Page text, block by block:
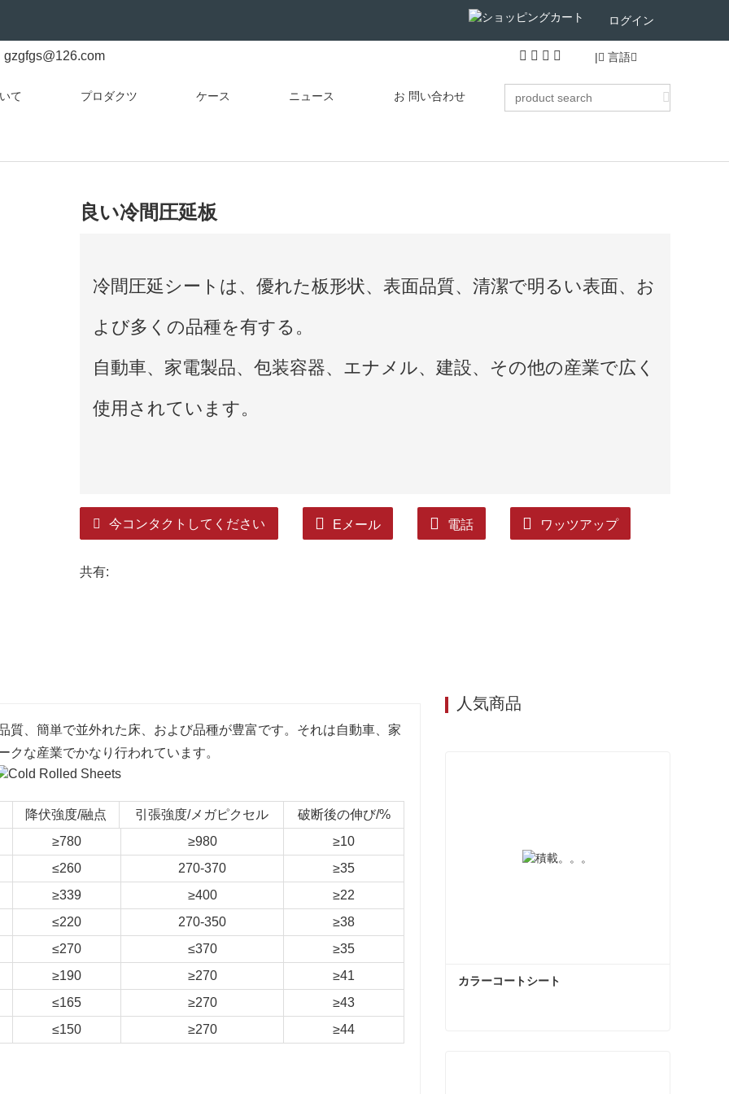
ログイン
gzgfgs@126.com | 言語
て プロダクツ ケース ニュース お 問い合わせ
良い冷間圧延板
冷間圧延シートは、優れた板形状、表面品質、清潔で明るい表面、お
よび多くの品種を有する。
自動車、家電製品、包装容器、エナメル、建設、その他の産業で広く
使用されています。
今コンタクトしてください Eメール 電話 ワッツアップ
共有:
質、簡単で並外れた床、および品種が豊富です。それは自動車、家
な産業でかなり行われています。
降伏強度/融点 引張強度/メガピクセル
破断後の伸び/%
≥780
≥980
≥10
≤260
270-370
≥35
≥339
≥400
≥22
≤220
270-350
≥38
≤270
≤370
≥35
≥190
≥270
≥41
≤165
≥270
≥43
≤150
≥270 ≥44
人気商品
カラーコートシート